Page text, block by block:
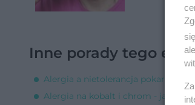
Inne porady tego
Alergia a nietolerancja pokarmowa
Alergia na kobalt i chrom - jaką